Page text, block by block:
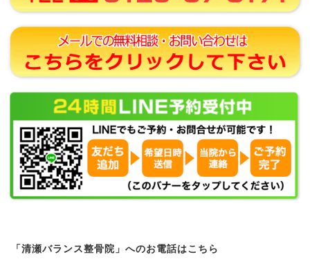
「清瀬バランス整骨院」へのお電話はこちら